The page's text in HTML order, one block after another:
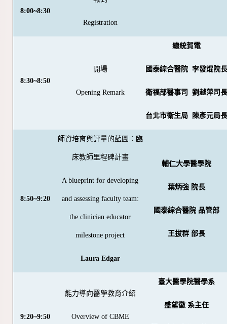
8:00~8:30
Registration
8:30~8:50
開場
Opening Remark
總統賀電
國泰綜合醫院 李發焜院長
衛福部醫事司 劉越萍司長
台北市衛生局 陳彥元局長
8:50~9:20
師資培育與評量的藍圖：臨
床教師里程碑計畫
A blueprint for developing
and assessing faculty team:
the clinician educator
milestone project
Laura Edgar
輔仁大學醫學院
葉炳強 院長
國泰綜合醫院 品管部
王拔群 部長
9:20~9:50
能力導向醫學教育介紹
Overview of CBME
臺大醫學院醫學系
盛望徽 系主任